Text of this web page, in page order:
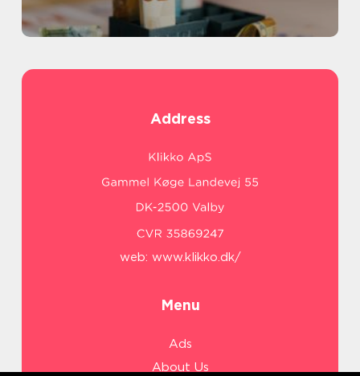
Address
web: www.klikko.dk/
Menu
Ads
About Us